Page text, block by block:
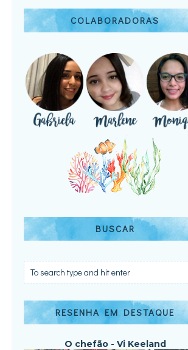
COLABORADORAS
BUSCAR
RESENHA EM DESTAQUE
O chefão - Vi Keeland